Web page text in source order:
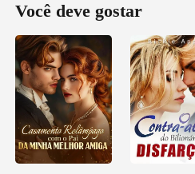
Você deve gostar